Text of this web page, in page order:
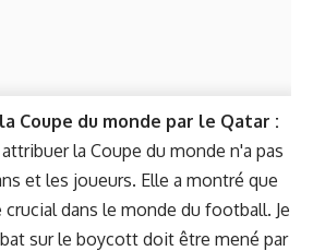
Coupe du monde par le Qatar :
la Coupe du monde n'a pas
et les joueurs. Elle a montré que
dans le monde du football. Je
sur le boycott doit être mené par